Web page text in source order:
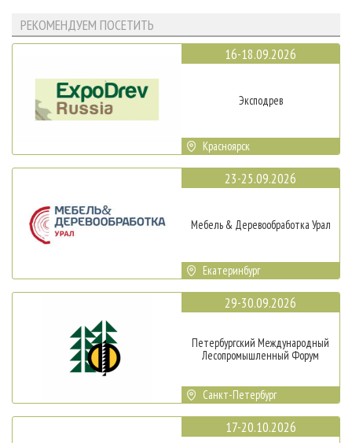
РЕКОМЕНДУЕМ ПОСЕТИТЬ
16-18.09.2026
Эксподрев
Красноярск
23-25.09.2026
Мебель & Деревообработка Урал
Екатеринбург
29-30.09.2026
Петербургский Международный
Лесопромышленный Форум
Санкт-Петербург
17-20.10.2026